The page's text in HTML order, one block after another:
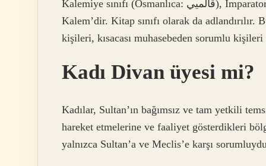
Kalemiye sınıfı (Osmanlıca: قالميي‎), İmparatorluk Divanı’ndaki sınıflardan biridir. Sıra dışı adı Ehl-i
Kalem’dir. Kitap sınıfı olarak da
kişileri, kısacası muhasebeden sorumlu
Kadı Divan üyesi mi?
Kadılar, Sultan’ın bağımsız ve tam yetkili
hareket etmelerine ve faaliyet gösterdikleri
yalnızca Sultan’a ve Meclis’e karşı